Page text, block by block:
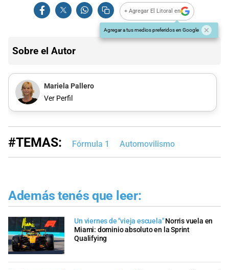
+ Agregar El Litoral en
Agregar a tus medios preferidos en Google
Sobre el Autor
Mariela Pallero
Ver Perfil
#TEMAS: Fórmula 1 Automovilismo
Además tenés que leer:
​Un viernes de "vieja escuela" Norris vuela en
Miami: dominio absoluto en la Sprint
Qualifying